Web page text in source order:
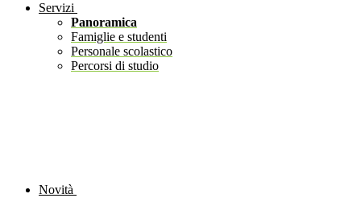
Servizi
Panoramica
Famiglie e studenti
Personale scolastico
Percorsi di studio
Novità